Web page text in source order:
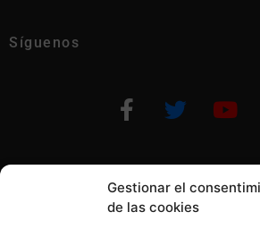
Gestionar el
de las cookies
Síguenos
Otras formas de ayudar